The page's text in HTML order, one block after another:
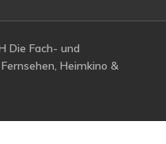
Die Fach- und
Heimkino &